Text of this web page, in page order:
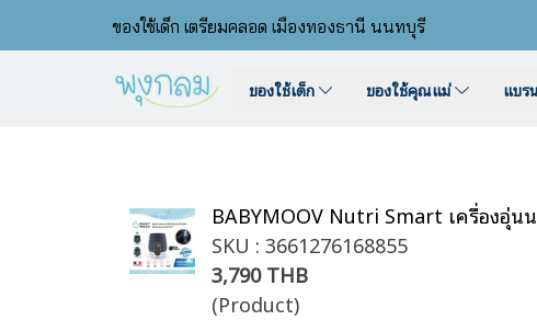
ของใช้เด็ก เตรียมคลอด เมืองทองธานี นนทบุรี
ของใช้เด็ก ของใช้คุณแม่ แบร
BABYMOOV Nutri Smart เครื่องอุ่น
SKU : 3661276168855
3,790 THB
(Product)